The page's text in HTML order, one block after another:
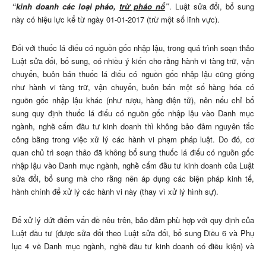
“kinh doanh các loại pháo,trừ pháo nổ”. Luật sửa đổi, bổ sung
này có hiệu lực kể từ ngày 01-01-2017 (trừ một số lĩnh vực).
Đối với thuốc lá điếu có nguồn gốc nhập lậu, trong quá trình soạn thảo
Luật sửa đổi, bổ sung, có nhiều ý kiến cho rằng hành vi tàng trữ, vận
chuyển, buôn bán thuốc lá điếu có nguồn gốc nhập lậu cũng giống
như hành vi tàng trữ, vận chuyển, buôn bán một số hàng hóa có
nguồn gốc nhập lậu khác (như rượu, hàng điện tử), nên nếu chỉ bổ
sung quy định thuốc lá điếu có nguồn gốc nhập lậu vào Danh mục
ngành, nghề cấm đầu tư kinh doanh thì không bảo đảm nguyên tắc
công bằng trong việc xử lý các hành vi phạm pháp luật. Do đó, cơ
quan chủ trì soạn thảo đã không bổ sung thuốc lá điếu có nguồn gốc
nhập lậu vào Danh mục ngành, nghề cấm đầu tư kinh doanh của Luật
sửa đổi, bổ sung mà cho rằng nên áp dụng các biện pháp kinh tế,
hành chính để xử lý các hành vi này (thay vì xử lý hình sự).
Để xử lý dứt điểm vấn đề nêu trên, bảo đảm phù hợp với quy định của
Luật đầu tư (được sửa đổi theo Luật sửa đổi, bổ sung Điều 6 và Phụ
lục 4 về Danh mục ngành, nghề đầu tư kinh doanh có điều kiện) và